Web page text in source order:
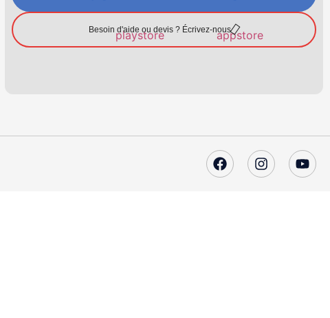
Besoin d'aide ou devis ? Écrivez-nous